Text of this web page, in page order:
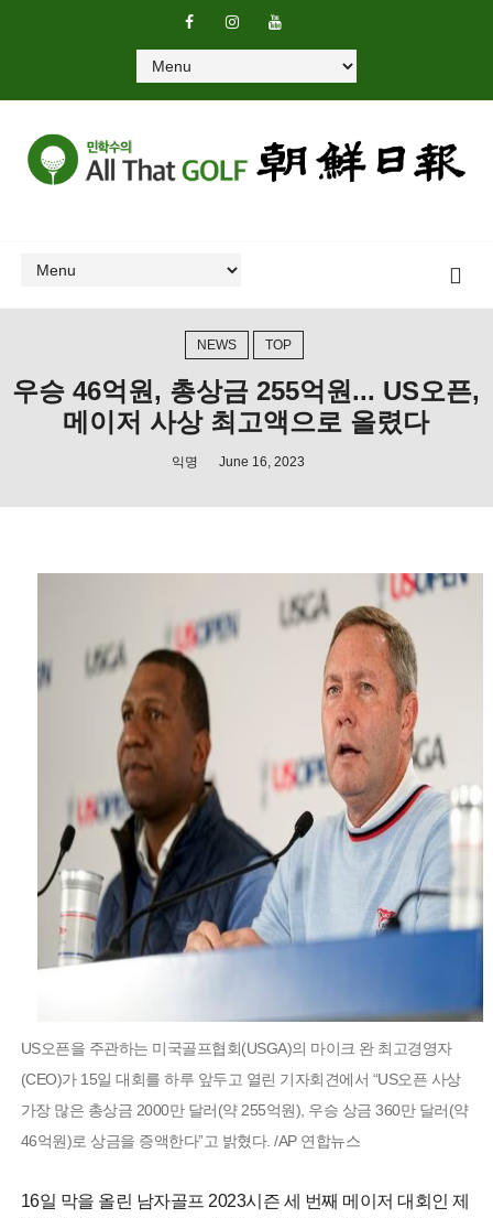
NEWS TOP
우승 46억원, 총상금 255억원... US오픈,
메이저 사상 최고액으로 올렸다
익명 June 16, 2023
US오픈을 주관하는 미국골프협회(USGA)의 마이크 완 최고경영자
(CEO)가 15일 대회를 하루 앞두고 열린 기자회견에서 “US오픈 사상
가장 많은 총상금 2000만 달러(약 255억원), 우승 상금 360만 달러(약
46억원)로 상금을 증액한다”고 밝혔다. /AP 연합뉴스
16일 막을 올린 남자골프 2023시즌 세 번째 메이저 대회인 제